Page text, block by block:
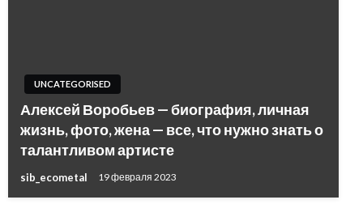
UNCATEGORISED
Алексей Воробьев — биография, личная
жизнь, фото, жена — все, что нужно знать о
талантливом артисте
sib_ecometal 19 февраля 2023